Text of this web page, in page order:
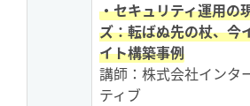
・セキュリティ運用の
ズ：転ばぬ先の杖、今
イト構築事例
講師：株式会社インタ
ティブ